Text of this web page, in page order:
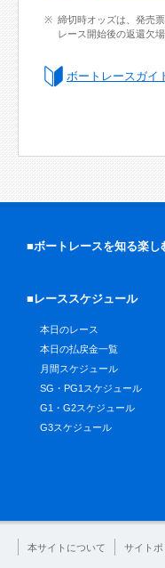
締切時オッズは、発売
レース開始後の返還欠
ボートレースガイ
■ボートレースを知る楽し
■レーススケジュール
本日のレース
本日の払戻金一覧
月間スケジュール
SG・PG1スケジュール
G1・G2スケジュール
G3スケジュール
本サイトについて サイトポ